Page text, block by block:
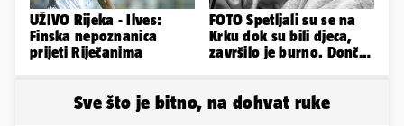
UŽIVO Rijeka - Ilves:
Finska nepoznanica
prijeti Riječanima
FOTO Spetljali su se na
Krku dok su bili djeca,
završilo je burno. Dončić
Sve što je bitno, na dohvat ruke